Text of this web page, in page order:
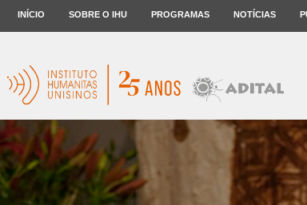
INÍCIO SOBRE O IHU PROGRAMAS NOTÍCIAS